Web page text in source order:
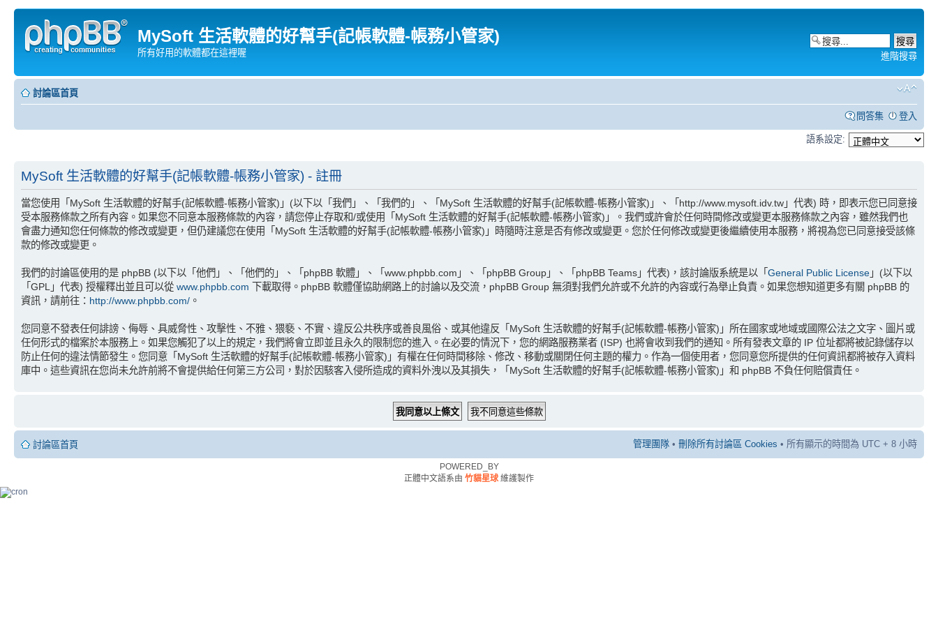
MySoft 生活軟體的好幫手(記帳軟體-帳務小管家)
所有好用的軟體都在這裡喔 進階搜尋
討論區首頁
問答集 登入
語系設定:
MySoft 生活軟體的好幫手(記帳軟體-帳務小管家) - 註冊
當您使用「MySoft 生活軟體的好幫手(記帳軟體-帳務小管家)」(以下以「我們」、「我們的」、「MySoft 生活軟體的好幫手(記帳軟體-帳務小管家)」、「http://www.mysoft.idv.tw」代表) 時，即表示您已同意接
受本服務條款之所有內容。如果您不同意本服務條款的內容，請您停止存取和/或使用「MySoft 生活軟體的好幫手(記帳軟體-帳務小管家)」。我們或許會於任何時間修改或變更本服務條款之內容，雖然我們也
會盡力通知您任何條款的修改或變更，但仍建議您在使用「MySoft 生活軟體的好幫手(記帳軟體-帳務小管家)」時隨時注意是否有修改或變更。您於任何修改或變更後繼續使用本服務，將視為您已同意接受該條
款的修改或變更。
我們的討論區使用的是 phpBB (以下以「他們」、「他們的」、「phpBB 軟體」、「www.phpbb.com」、「phpBB Group」、「phpBB Teams」代表)，該討論版系統是以「General Public License 」(以下以
「GPL」代表) 授權釋出並且可以從 www.phpbb.com 下載取得。phpBB 軟體僅協助網路上的討論以及交流，phpBB Group 無須對我們允許或不允許的內容或行為舉止負責。如果您想知道更多有關 phpBB 的
資訊，請前往： http://www.phpbb.com/ 。
您同意不發表任何誹謗、侮辱、具威脅性、攻擊性、不雅、猥褻、不實、違反公共秩序或善良風俗、或其他違反「MySoft 生活軟體的好幫手(記帳軟體-帳務小管家)」所在國家或地域或國際公法之文字、圖片或
任何形式的檔案於本服務上。如果您觸犯了以上的規定，我們將會立即並且永久的限制您的進入。在必要的情況下，您的網路服務業者 (ISP) 也將會收到我們的通知。所有發表文章的 IP 位址都將被記錄儲存以
防止任何的違法情節發生。您同意「MySoft 生活軟體的好幫手(記帳軟體-帳務小管家)」有權在任何時間移除、修改、移動或關閉任何主題的權力。作為一個使用者，您同意您所提供的任何資訊都將被存入資料
庫中。這些資訊在您尚未允許前將不會提供給任何第三方公司，對於因駭客入侵所造成的資料外洩以及其損失，「MySoft 生活軟體的好幫手(記帳軟體-帳務小管家)」和 phpBB 不負任何賠償責任。
討論區首頁 管理團隊 • 刪除所有討論區 Cookies • 所有顯示的時間為 UTC + 8 小時
POWERED_BY
正體中文語系由 竹貓星球 維護製作